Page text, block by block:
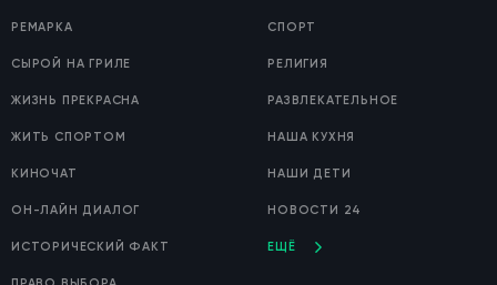
РЕМАРКА
СЫРОЙ НА ГРИЛЕ
ЖИЗНЬ ПРЕКРАСНА
ЖИТЬ СПОРТОМ
КИНОЧАТ
ОН-ЛАЙН ДИАЛОГ
ИСТОРИЧЕСКИЙ ФАКТ
СПОРТ
РЕЛИГИЯ
РАЗВЛЕКАТЕЛЬНОЕ
НАША КУХНЯ
НАШИ ДЕТИ
НОВОСТИ 24
ЕЩЁ